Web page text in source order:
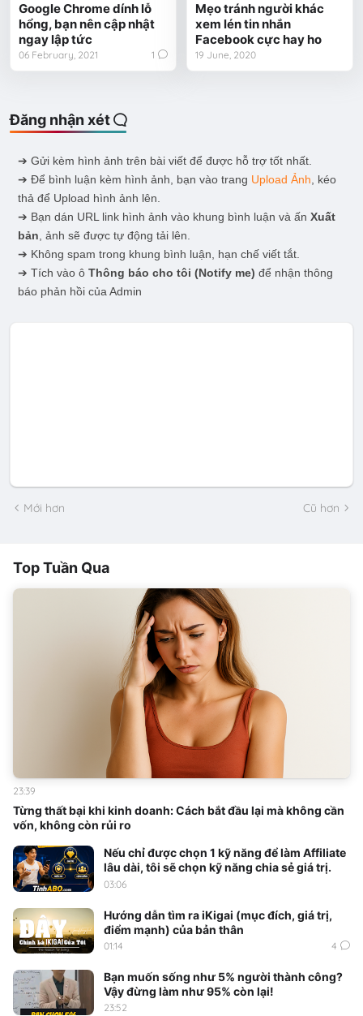
Google Chrome dính lỗ
hổng, bạn nên cập nhật
ngay lập tức
06 February, 2021 1
Mẹo tránh người khác
xem lén tin nhắn
Facebook cực hay ho
19 June, 2020
Đăng nhận xét
➔ Gửi kèm hình ảnh trên bài viết để được hỗ trợ tốt nhất.
➔ Để bình luận kèm hình ảnh, bạn vào trang Upload Ảnh, kéo
thả để Upload hình ảnh lên.
➔ Bạn dán URL link hình ảnh vào khung bình luận và ấnXuất
bản, ảnh sẽ được tự động tải lên.
➔ Không spam trong khung bình luận, hạn chế viết tắt.
➔ Tích vào ôThông báo cho tôi (Notify me)để nhận thông
báo phản hồi của Admin
Mới hơn Cũ hơn
Top Tuần Qua
Từng thất bại khi kinh doanh: Cách bắt đầu lại mà không cần
vốn, không còn rủi ro
23:39
Nếu chỉ được chọn 1 kỹ năng để làm Affiliate
lâu dài, tôi sẽ chọn kỹ năng chia sẻ giá trị.
03:06
Hướng dẫn tìm ra iKigai (mục đích, giá trị,
điểm mạnh) của bản thân
01:14 4
Bạn muốn sống như 5% người thành công?
Vậy đừng làm như 95% còn lại!
23:52